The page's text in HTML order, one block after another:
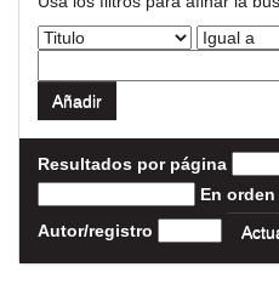
Resultados por página
En orden
Autor/registro